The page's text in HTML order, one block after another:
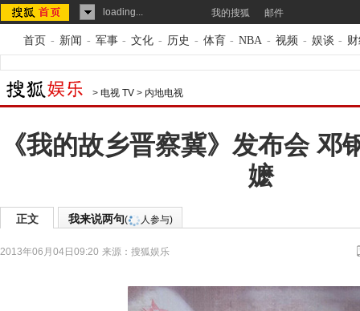
loading... 我的搜狐 邮件
首页 - 新闻 - 军事 - 文化 - 历史 - 体育 - NBA - 视频 - 娱谈 -
> 电视 TV > 内地电视
《我的故乡晋察冀》发布会 邓
嬷
正文 我来说两句( 人参与)
2013年06月04日09:20 来源： 搜狐娱乐